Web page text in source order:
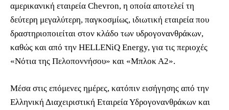
αμερικανική εταιρεία Chevron, η οποία αποτελεί τη
δεύτερη μεγαλύτερη, παγκοσμίως, ιδιωτική εταιρεία που
δραστηριοποιείται στον κλάδο των υδρογονανθράκων,
καθώς και από την HELLENiQ Energy, για τις περιοχές
«Νότια της Πελοποννήσου» και «Μπλοκ Α2».
Μέσα στις επόμενες ημέρες, κατόπιν εισήγησης από την
Ελληνική Διαχειριστική Εταιρεία Υδρογονανθράκων και